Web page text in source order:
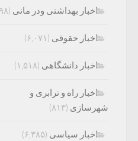
اخبار بهداشتی ودر مانی (۸۹۸)
اخبار حقوقی (۶,۰۷۱)
اخبار دانشگاهی (۱,۵۱۸)
اخبار راه و ترابری و
شهرسازی (۸۱۳)
اخبار سیاسی (۶,۳۸۵)